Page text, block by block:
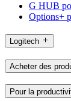
G HUB
Options+
Logitech
Acheter des
Pour la